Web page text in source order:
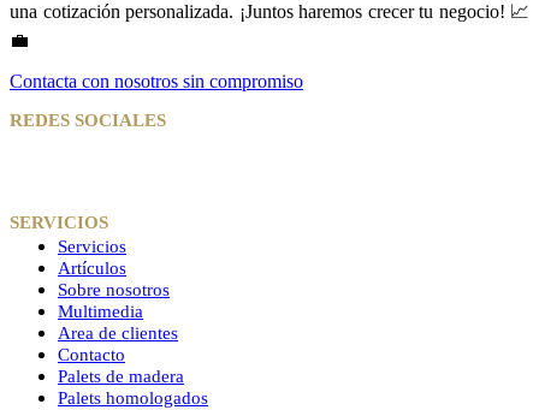
una cotización personalizada. ¡Juntos haremos crecer tu negocio! 📈
💼
Contacta con nosotros sin compromiso
REDES SOCIALES
SERVICIOS
Servicios
Artículos
Sobre nosotros
Multimedia
Area de clientes
Contacto
Palets de madera
Palets homologados